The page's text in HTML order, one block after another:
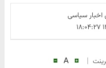
اخبار سیاسی
|
A